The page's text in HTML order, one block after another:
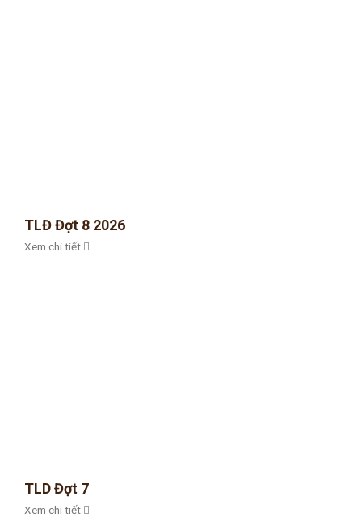
TLĐ Đợt 8 2026
Xem chi tiết
TLD Đợt 7
Xem chi tiết